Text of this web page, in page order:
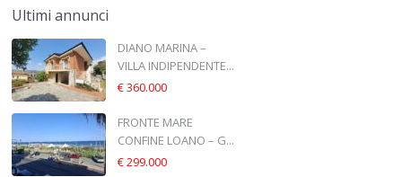
Ultimi annunci
DIANO MARINA –
VILLA INDIPENDENTE...
€ 360.000
FRONTE MARE
CONFINE LOANO – G...
€ 299.000